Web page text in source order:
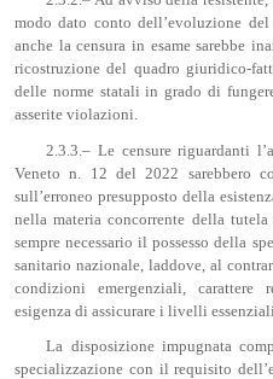
modo dato conto dell’evoluzione
anche la censura in esame sarebbe
ricostruzione del quadro giuridico-
delle norme statali in grado di
asserite violazioni.
2.3.3.– Le censure riguardanti
Veneto n. 12 del 2022 sarebbero
sull’erroneo presupposto della
nella materia concorrente della
sempre necessario il possesso della
sanitario nazionale, laddove, al
condizioni emergenziali, carattere
esigenza di assicurare i livelli
La disposizione impugnata
specializzazione con il requisito